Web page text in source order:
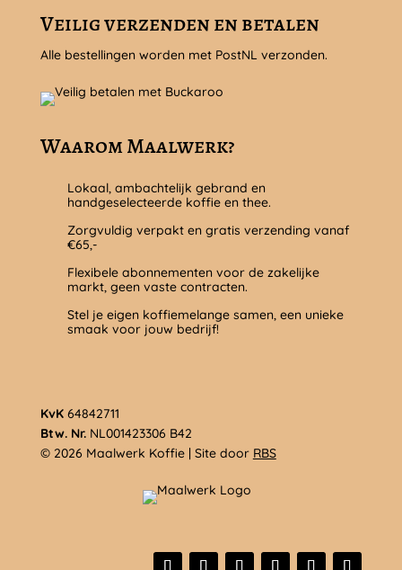
Veilig verzenden en betalen
Alle bestellingen worden met PostNL verzonden.
Waarom Maalwerk?
Lokaal, ambachtelijk gebrand en
handgeselecteerde koffie en thee.
Zorgvuldig verpakt en gratis verzending vanaf
€65,-
Flexibele abonnementen voor de zakelijke
markt, geen vaste contracten.
Stel je eigen koffiemelange samen, een unieke
smaak voor jouw bedrijf!
KvK64842711
Btw. Nr.NL001423306 B42
© 2026 Maalwerk Koffie | Site door RBS